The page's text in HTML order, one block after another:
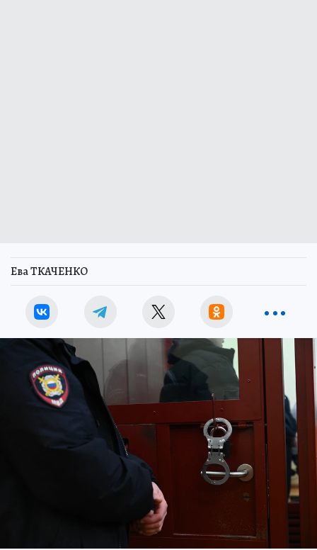
Ева ТКАЧЕНКО